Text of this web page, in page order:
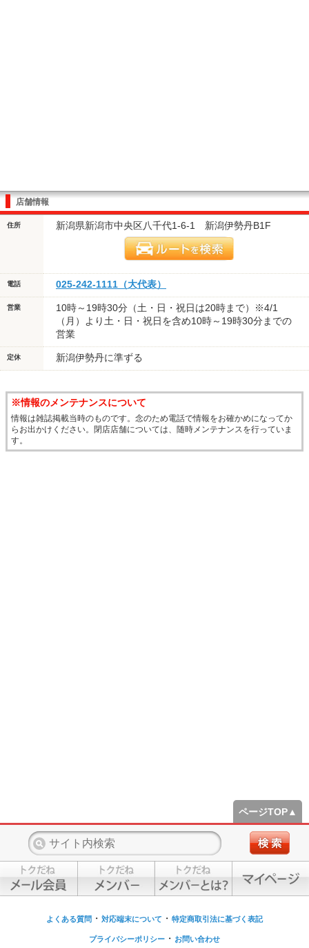
店舗情報
住所 新潟県新潟市中央区八千代1-6-1 新潟伊勢丹B1F
電話 025-242-1111（大代表）
営業
10時～19時30分（土・日・祝日は20時まで）※4/1
（月）より土・日・祝日を含め10時～19時30分までの
営業
定休 新潟伊勢丹に準ずる
※情報のメンテナンスについて
情報は雑誌掲載当時のものです。念のため電話で情報をお確かめになってか
らお出かけください。閉店店舗については、随時メンテナンスを行っていま
す。
ページTOP▲
よくある質問 ・ 対応端末について ・ 特定商取引法に基づく表記
プライバシーポリシー ・ お問い合わせ